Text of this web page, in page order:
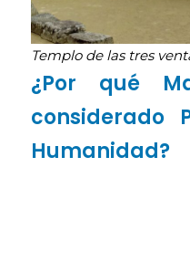
Templo de las tres
¿Por qué
considerado
Humanidad?